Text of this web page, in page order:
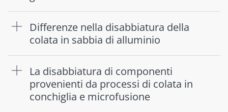
Differenze nella disabbiatura della
colata in sabbia di alluminio
La disabbiatura di componenti
provenienti da processi di colata in
conchiglia e microfusione